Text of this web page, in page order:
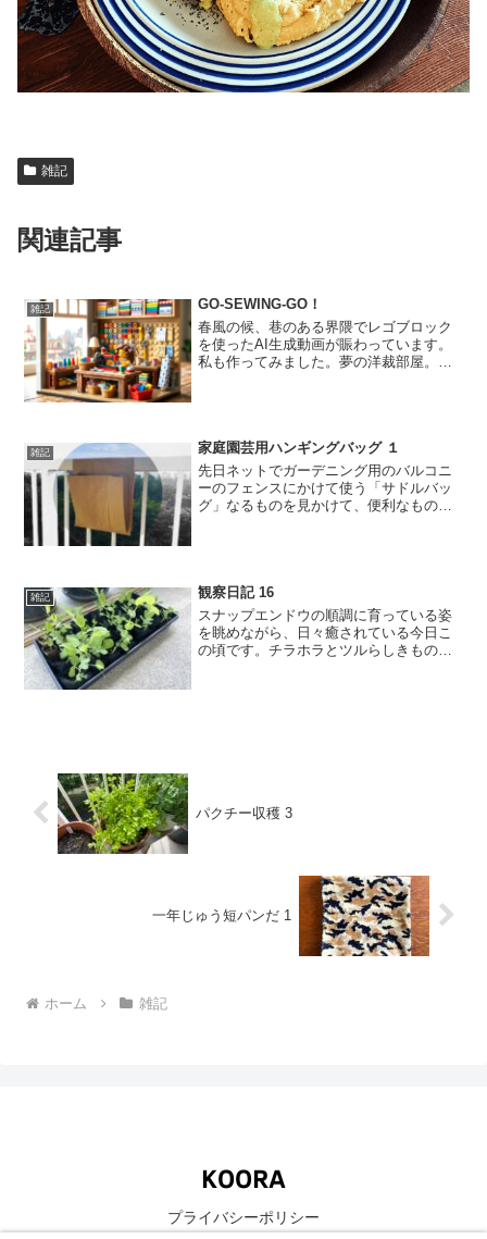
雑記
関連記事
雑記
GO-SEWING-GO！
春風の候、巷のある界隈でレゴブロック
を使ったAI生成動画が賑わっています。
私も作ってみました。夢の洋裁部屋。か
雑記
家庭園芸用ハンギングバッグ １
先日ネットでガーデニング用のバルコニ
ーのフェンスにかけて使う「サドルバッ
グ」なるものを見かけて、便利なものが
は買いたくない。
雑記
観察日記 16
スナップエンドウの順調に育っている姿
を眺めながら、日々癒されている今日こ
の頃です。チラホラとツルらしきものが
パクチー収穫 3
一年じゅう短パンだ 1
ホーム 雑記
プライバシーポリシー